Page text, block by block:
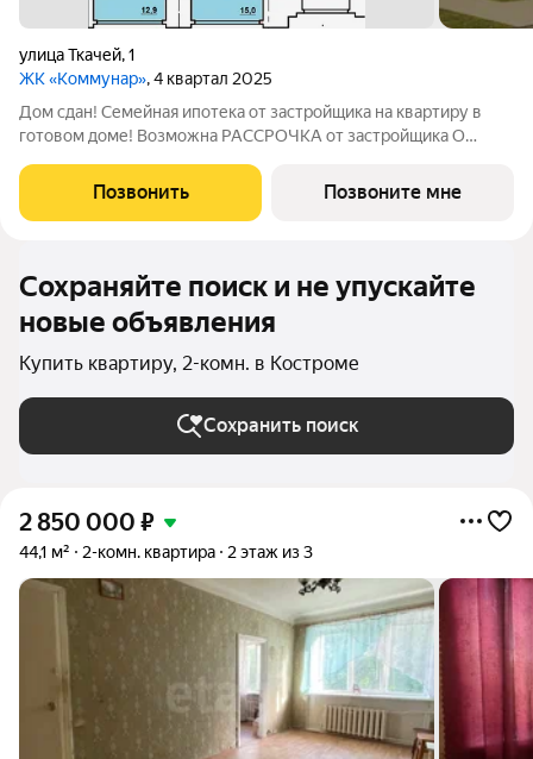
улица Ткачей,1
ЖК «Коммунар», 4 квартал 2025
Дом сдан! Семейная ипотека от застройщика на квартиру в
готовом доме! Возможна РАССРОЧКА от застройщика О
Позвонить Позвоните мне
Сохраняйте поиск и не упускайте
новые объявления
Купить квартиру, 2-комн. в Костроме
Сохранить поиск
2 850 000 ₽
44,1 м² 2-комн. квартира 2 этаж из 3